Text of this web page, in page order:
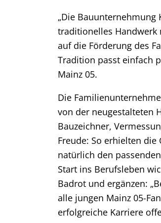
„Die
traditionelles Handwerk
auf die Förderung des
Tradition passt einfach
Mainz 05.
Die
von der neugestalteten
Bauzeichner,
Freude: So erhielten
natürlich den
Start ins Berufsleben
Badrot und ergänzen:
alle jungen Mainz 05-
erfolgreiche Karriere